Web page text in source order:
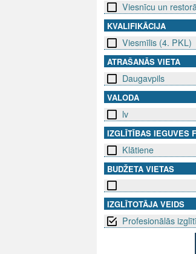
Viesnīcu un
KVALIFIKĀCIJA
Viesmīlis (4. PKL)
ATRAŠANĀS VIETA
Daugavpils
VALODA
lv
IZGLĪTĪBAS IEGUVES
Klātiene
BUDŽETA VIETAS
IZGLĪTOTĀJA VEIDS
Profesionālās